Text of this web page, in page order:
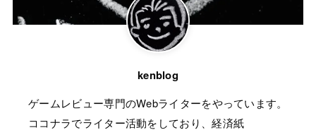
kenblog
ゲームレビュー専門のWebライターをやっています。
ココナラでライター活動をしており、経済紙